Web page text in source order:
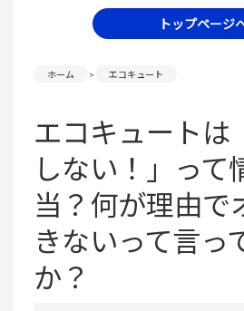
トップページ
ホーム エコキュート
エコキュートは
しない！」って
当？何が理由で
きないって言っ
か？